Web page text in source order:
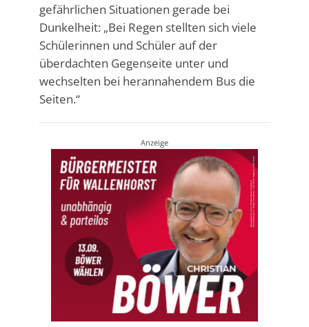
gefährlichen Situationen gerade bei
Dunkelheit: „Bei Regen stellten sich viele
Schülerinnen und Schüler auf der
überdachten Gegenseite unter und
wechselten bei herannahendem Bus die
Seiten.“
Anzeige